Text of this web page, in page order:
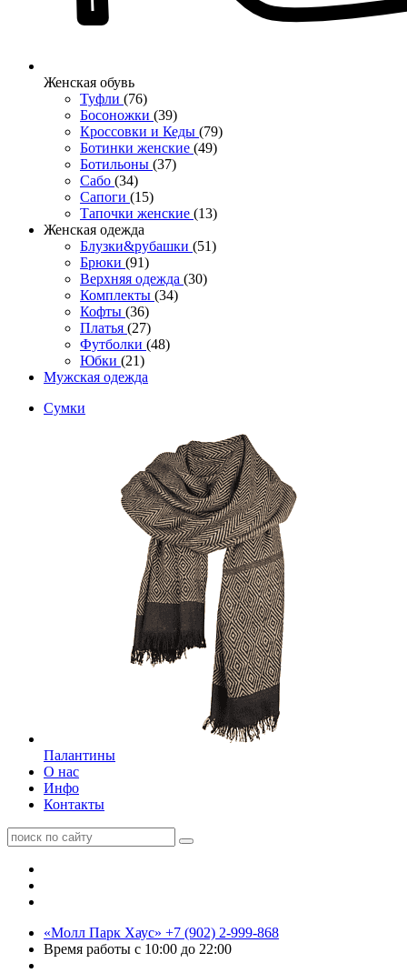
Женcкая обувь
Туфли (76)
Босоножки (39)
Кроссовки и Кеды (79)
Ботинки женские (49)
Ботильоны (37)
Сабо (34)
Сапоги (15)
Тапочки женские (13)
Женская одежда
Блузки&рубашки (51)
Брюки (91)
Верхняя одежда (30)
Комплекты (34)
Кофты (36)
Платья (27)
Футболки (48)
Юбки (21)
Мужская одежда
Сумки
Палантины
О нас
Инфо
Контакты
«Молл Парк Хаус» +7 (902) 2-999-868
Время работы с 10:00 до 22:00